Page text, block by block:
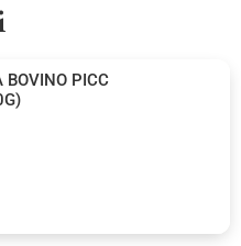
BOVINO PICC